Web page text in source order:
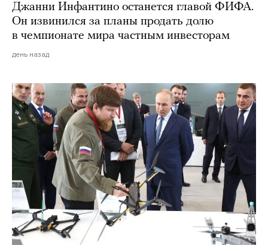
Джанни Инфантино останется главой ФИФА.
Он извинился за планы продать долю
в чемпионате мира частным инвесторам
день назад